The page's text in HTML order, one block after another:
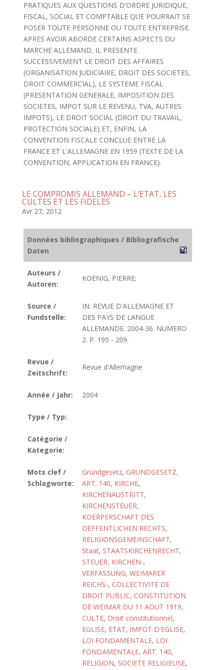
PRATIQUES AUX QUESTIONS D'ORDRE JURIDIQUE,
FISCAL, SOCIAL ET COMPTABLE QUE POURRAIT SE
POSER TOUTE PERSONNE OU TOUTE ENTREPRISE.
APRES AVOIR ABORDE CERTAINS ASPECTS DU
MARCHE ALLEMAND, IL PRESENTE
SUCCESSIVEMENT LE DROIT DES AFFAIRES
(ORGANISATION JUDICIAIRE, DROIT DES SOCIETES,
DROIT COMMERCIAL), LE SYSTEME FISCAL
(PRESENTATION GENERALE, IMPOSITION DES
SOCIETES, IMPOT SUR LE REVENU, TVA, AUTRES
IMPOTS), LE DROIT SOCIAL (DROIT DU TRAVAIL,
PROTECTION SOCIALE) ET, ENFIN, LA
CONVENTION FISCALE CONCLUE ENTRE LA
FRANCE ET L'ALLEMAGNE EN 1959 (TEXTE DE LA
CONVENTION, APPLICATION EN FRANCE).
LE COMPROMIS ALLEMAND – L’ETAT, LES
CULTES ET LES FIDELES
Avr 27, 2012
Données bibliographiques / Bibliografische
Daten
Auteurs /
Autoren:
KOENIG, PIERRE;
Source /
Fundstelle:
IN: REVUE D'ALLEMAGNE ET
DES PAYS DE LANGUE
ALLEMANDE. 2004-36. NUMERO
2. P. 195 - 209.
Revue /
Zeitschrift:
Revue d'Allemagne
Année / Jahr: 2004
Type / Typ:
Catégorie /
Kategorie:
Mots clef /
Schlagworte:
Grundgesetz, GRUNDGESETZ,
ART. 140, KIRCHE,
KIRCHENAUSTRITT,
KIRCHENSTEUER,
KOERPERSCHAFT DES
OEFFENTLICHEN RECHTS,
RELIGIONSGEMEINSCHAFT,
Staat, STAATSKIRCHENRECHT,
STEUER, KIRCHEN-,
VERFASSUNG, WEIMARER
REICHS-, COLLECTIVITE DE
DROIT PUBLIC, CONSTITUTION
DE WEIMAR DU 11 AOUT 1919,
CULTE, Droit constitutionnel,
EGLISE, ETAT, IMPOT D'EGLISE,
LOI FONDAMENTALE, LOI
FONDAMENTALE, ART. 140,
RELIGION, SOCIETE RELIGIEUSE,